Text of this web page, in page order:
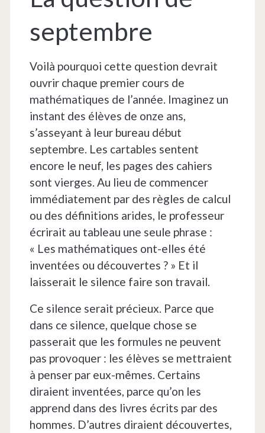
septembre
Voilà pourquoi cette question devrait
ouvrir chaque premier cours de
mathématiques de l’année. Imaginez un
instant des élèves de onze ans,
s’asseyant à leur bureau début
septembre. Les cartables sentent
encore le neuf, les pages des cahiers
sont vierges. Au lieu de commencer
immédiatement par des règles de calcul
ou des définitions arides, le professeur
écrirait au tableau une seule phrase :
« Les mathématiques ont-elles été
inventées ou découvertes ? » Et il
laisserait le silence faire son travail.
Ce silence serait précieux. Parce que
dans ce silence, quelque chose se
passerait que les formules ne peuvent
pas provoquer : les élèves se mettraient
à penser par eux-mêmes. Certains
diraient inventées, parce qu’on les
apprend dans des livres écrits par des
hommes. D’autres diraient découvertes,